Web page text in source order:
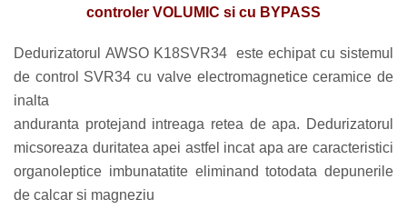
controler VOLUMIC si cu BYPASS
Dedurizatorul AWSO K18SVR34 este echipat cu sistemul
de control SVR34 cu valve electromagnetice ceramice de
inalta
anduranta protejand intreaga retea de apa. Dedurizatorul
micsoreaza duritatea apei astfel incat apa are caracteristici
organoleptice imbunatatite eliminand totodata depunerile
de calcar si magneziu